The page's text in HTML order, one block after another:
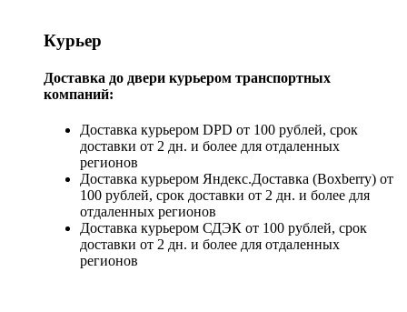
Курьер
Доставка до двери курьером транспортных
компаний:
Доставка курьером DPD от 100 рублей, срок
доставки от 2 дн. и более для отдаленных
регионов
Доставка курьером Яндекс.Доставка (Boxberry) от
100 рублей, срок доставки от 2 дн. и более для
отдаленных регионов
Доставка курьером СДЭК от 100 рублей, срок
доставки от 2 дн. и более для отдаленных
регионов